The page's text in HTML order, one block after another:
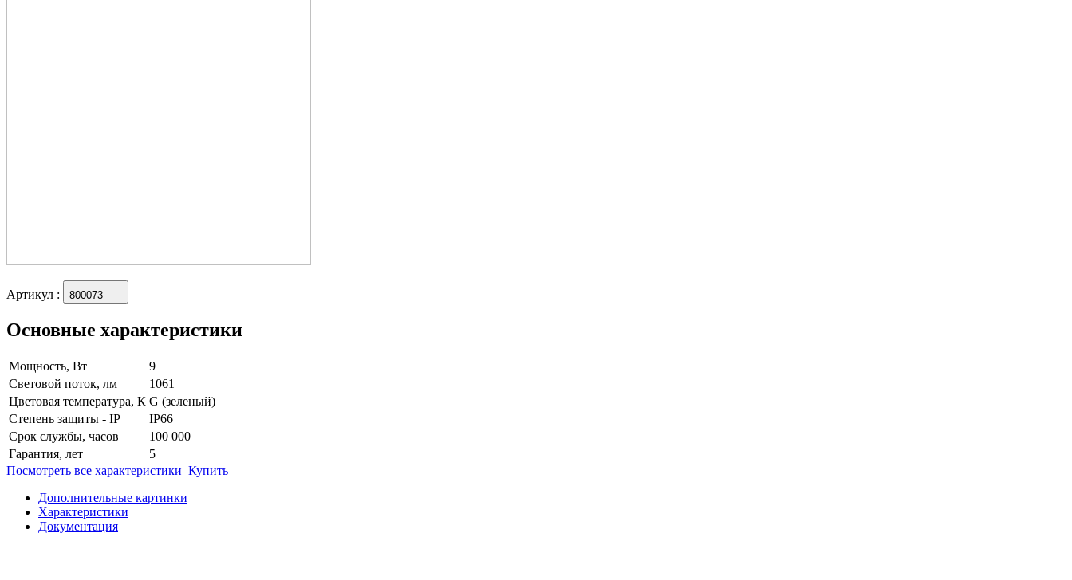
Артикул : 800073
Основные характеристики
Мощность, Вт
9
Световой поток, лм
1061
Цветовая температура, К G (зеленый)
Степень защиты - IP
IP66
Срок службы, часов
100 000
Гарантия, лет
5
Посмотреть все характеристики Купить
Дополнительные картинки
Характеристики
Документация